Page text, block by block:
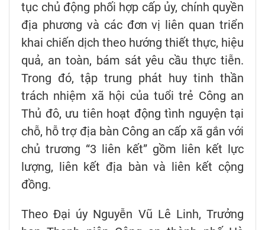
tục chủ động phối hợp cấp ủy, chính quyền
địa phương và các đơn vị liên quan triển
khai chiến dịch theo hướng thiết thực, hiệu
quả, an toàn, bám sát yêu cầu thực tiễn.
Trong đó, tập trung phát huy tinh thần
trách nhiệm xã hội của tuổi trẻ Công an
Thủ đô, ưu tiên hoạt động tình nguyện tại
chỗ, hỗ trợ địa bàn Công an cấp xã gắn với
chủ trương “3 liên kết” gồm liên kết lực
lượng, liên kết địa bàn và liên kết cộng
đồng.
Theo Đại úy Nguyễn Vũ Lê Linh, Trưởng